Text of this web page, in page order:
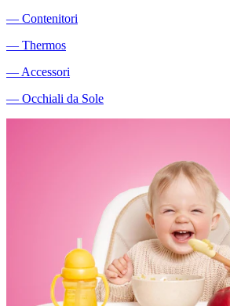
― Contenitori
― Thermos
― Accessori
― Occhiali da Sole